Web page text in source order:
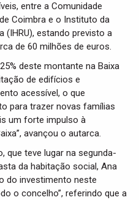
entre a Comunidade
Coimbra e o Instituto da
(IHRU), estando previsto a
de 60 milhões de euros.
deste montante na Baixa
de edifícios e
acessível, o que
para trazer novas famílias
um forte impulso à
avançou o autarca.
que teve lugar na segunda-
da habitação social, Ana
do investimento neste
o concelho”, referindo que a